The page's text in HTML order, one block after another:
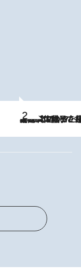
2026.8.5
【阿川佐和子さんの年とる力】なぜ70代で始めた趣味は“こんなに楽しい”のか？ ピアノ、俳句…スランプに陥っても続けられる“ある秘訣”とは